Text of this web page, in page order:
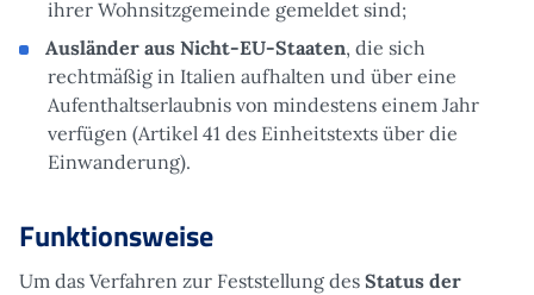
ihrer Wohnsitzgemeinde gemeldet sind;
Ausländer aus Nicht-EU-Staaten, die sich
rechtmäßig in Italien aufhalten und über eine
Aufenthaltserlaubnis von mindestens einem Jahr
verfügen (Artikel 41 des Einheitstexts über die
Einwanderung).
Funktionsweise
Um das Verfahren zur Feststellung des Status der